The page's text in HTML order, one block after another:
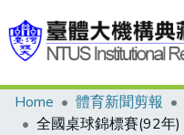
Communities & Collections
Home 體育新聞剪報